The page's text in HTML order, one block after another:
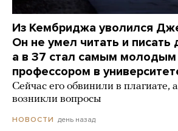
Из Кембриджа уволился
Он не умел читать и писать
а в 37 стал самым
профессором в
Сейчас его обвинили в плагиате,
возникли вопросы
НОВОСТИ день назад